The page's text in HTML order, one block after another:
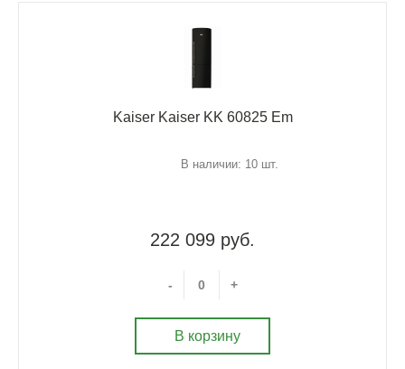
Kaiser Kaiser KK 60825 Em
В наличии: 10 шт.
222 099 руб.
- +
В корзину